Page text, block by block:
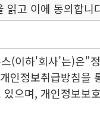
의 정의는 다음과
단말기(PC, TV,
있는 웹사이트 및
서비스"에 접속하
"를 이용하는 고객
"의 식별과 "서
의미합니다.
읽고 이에 동의합니
(이하'회사'는)은"
인정보취급방침을
으며, 개인정보보